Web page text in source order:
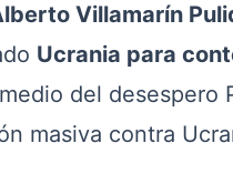
Villamarín
Ucrania para
del desespero
masiva contra